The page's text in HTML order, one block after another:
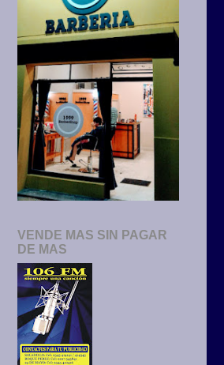
VENDE MAS SIN PAGAR
DE MAS